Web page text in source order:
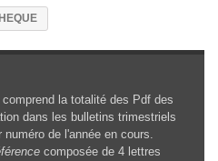
comprend la totalité des Pdf des
dans les bulletins trimestriels
numéro de l'année en cours.
composée de 4 lettres